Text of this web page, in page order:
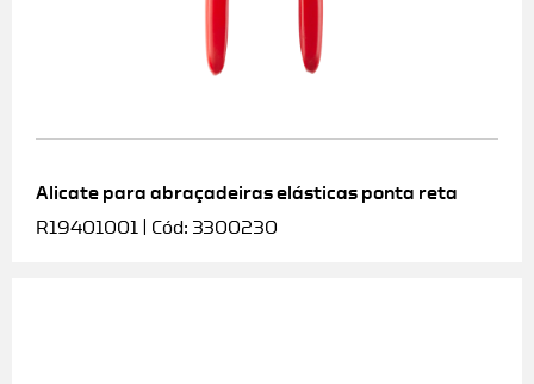
Alicate para abraçadeiras elásticas ponta reta
R19401001 | Cód: 3300230